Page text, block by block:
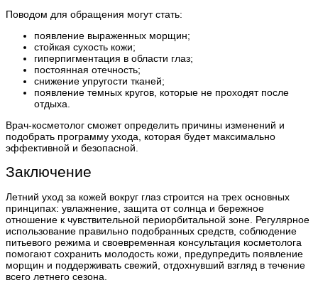
Поводом для обращения могут стать:
появление выраженных морщин;
стойкая сухость кожи;
гиперпигментация в области глаз;
постоянная отечность;
снижение упругости тканей;
появление темных кругов, которые не проходят после
отдыха.
Врач-косметолог сможет определить причины изменений и
подобрать программу ухода, которая будет максимально
эффективной и безопасной.
Заключение
Летний уход за кожей вокруг глаз строится на трех основных
принципах: увлажнение, защита от солнца и бережное
отношение к чувствительной периорбитальной зоне. Регулярное
использование правильно подобранных средств, соблюдение
питьевого режима и своевременная консультация косметолога
помогают сохранить молодость кожи, предупредить появление
морщин и поддерживать свежий, отдохнувший взгляд в течение
всего летнего сезона.